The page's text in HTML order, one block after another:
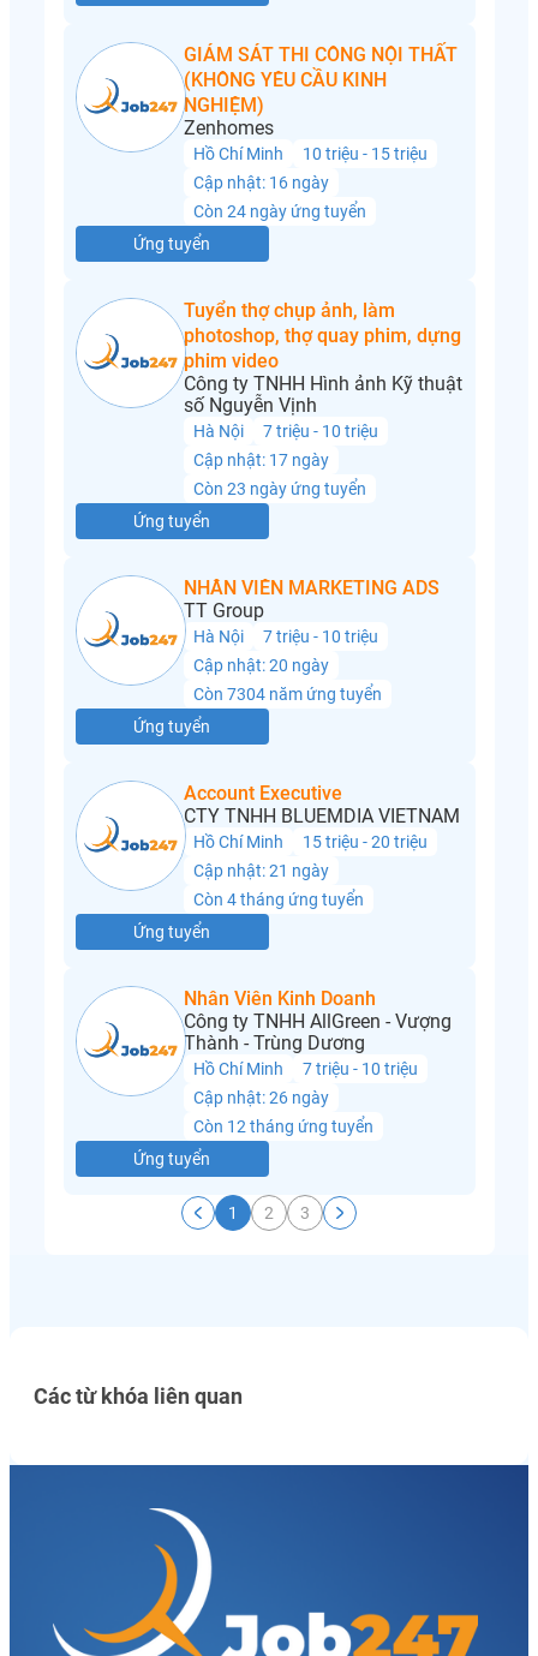
GIÁM SÁT THI CÔNG NỘI THẤT
(KHÔNG YÊU CẦU KINH
NGHIỆM)
Zenhomes
Hồ Chí Minh
10 triệu - 15 triệu
Cập nhật: 16 ngày
Còn 24 ngày ứng tuyển
Ứng tuyển
Tuyển thợ chụp ảnh, làm
photoshop, thợ quay phim, dựng
phim video
Công ty TNHH Hình ảnh Kỹ thuật
số Nguyễn Vịnh
Hà Nội
7 triệu - 10 triệu
Cập nhật: 17 ngày
Còn 23 ngày ứng tuyển
Ứng tuyển
NHÂN VIÊN MARKETING ADS
TT Group
Hà Nội
7 triệu - 10 triệu
Cập nhật: 20 ngày
Còn 7304 năm ứng tuyển
Ứng tuyển
Account Executive
CTY TNHH BLUEMDIA VIETNAM
Hồ Chí Minh
15 triệu - 20 triệu
Cập nhật: 21 ngày
Còn 4 tháng ứng tuyển
Ứng tuyển
Nhân Viên Kinh Doanh
Công ty TNHH AllGreen - Vượng
Thành - Trùng Dương
Hồ Chí Minh
7 triệu - 10 triệu
Cập nhật: 26 ngày
Còn 12 tháng ứng tuyển
Ứng tuyển
1 2 3
Các từ khóa liên quan